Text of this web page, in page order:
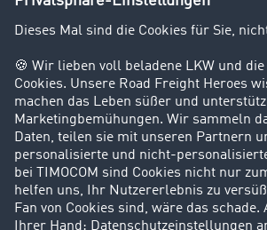
Kunden werben Kunden
Success Stories
Karriere
Support
Kontakt